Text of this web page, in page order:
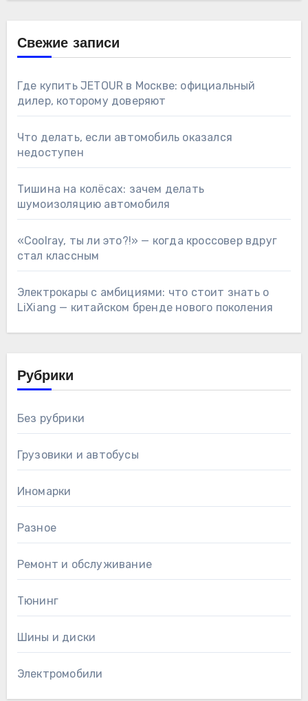
Свежие записи
Где купить JETOUR в Москве: официальный
дилер, которому доверяют
Что делать, если автомобиль оказался
недоступен
Тишина на колёсах: зачем делать
шумоизоляцию автомобиля
«Coolray, ты ли это?!» — когда кроссовер вдруг
стал классным
Электрокары с амбициями: что стоит знать о
LiXiang — китайском бренде нового поколения
Рубрики
Без рубрики
Грузовики и автобусы
Иномарки
Разное
Ремонт и обслуживание
Тюнинг
Шины и диски
Электромобили